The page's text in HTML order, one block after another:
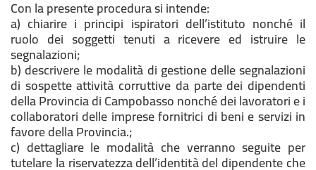
Con la presente procedura si intende:
a) chiarire i principi ispiratori dell’istituto nonché il
ruolo dei soggetti tenuti a ricevere ed istruire le
segnalazioni;
b) descrivere le modalità di gestione delle segnalazioni
di sospette attività corruttive da parte dei dipendenti
della Provincia di Campobasso nonché dei lavoratori e i
collaboratori delle imprese fornitrici di beni e servizi in
favore della Provincia.;
c) dettagliare le modalità che verranno seguite per
tutelare la riservatezza dell’identità del dipendente che